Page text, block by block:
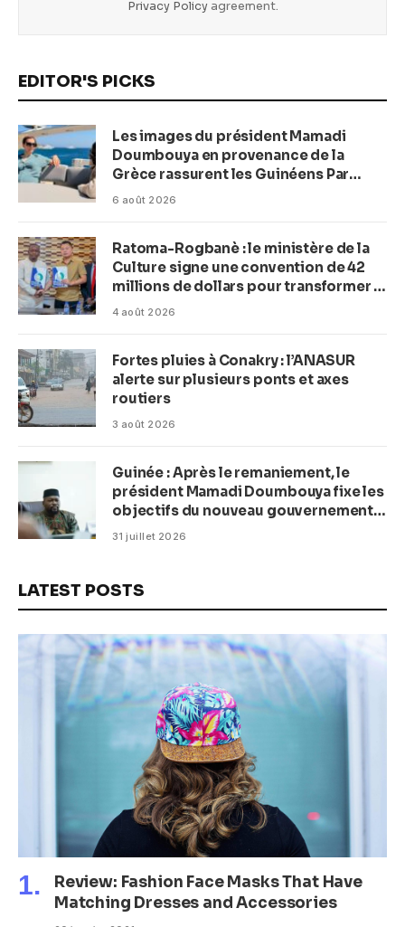
Privacy Policyagreement.
EDITOR'S PICKS
Les images du président Mamadi
Doumbouya en provenance de la
Grèce rassurent les Guinéens Par
(Macka Baldé)
6 août 2026
Ratoma-Rogbanè : le ministère de la
Culture signe une convention de 42
millions de dollars pour transformer la
plage en complexe balnéaire
4 août 2026
Fortes pluies à Conakry : l’ANASUR
alerte sur plusieurs ponts et axes
routiers
3 août 2026
Guinée : Après le remaniement, le
président Mamadi Doumbouya fixe les
objectifs du nouveau gouvernement
(CM)
31 juillet 2026
LATEST POSTS
Review: Fashion Face Masks That Have
Matching Dresses and Accessories